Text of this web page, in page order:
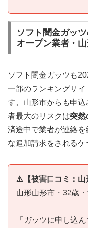
ソフト闇金ガッ
オープン業者・山
ソフト闇金ガッツも
一部のランキングサイ
す。山形市からも申
者最大のリスクは突然
済途中で業者が連絡
な追加請求をされるケ
⚠️【被害口コミ：山
山形山形市・32歳
「ガッツに申し込